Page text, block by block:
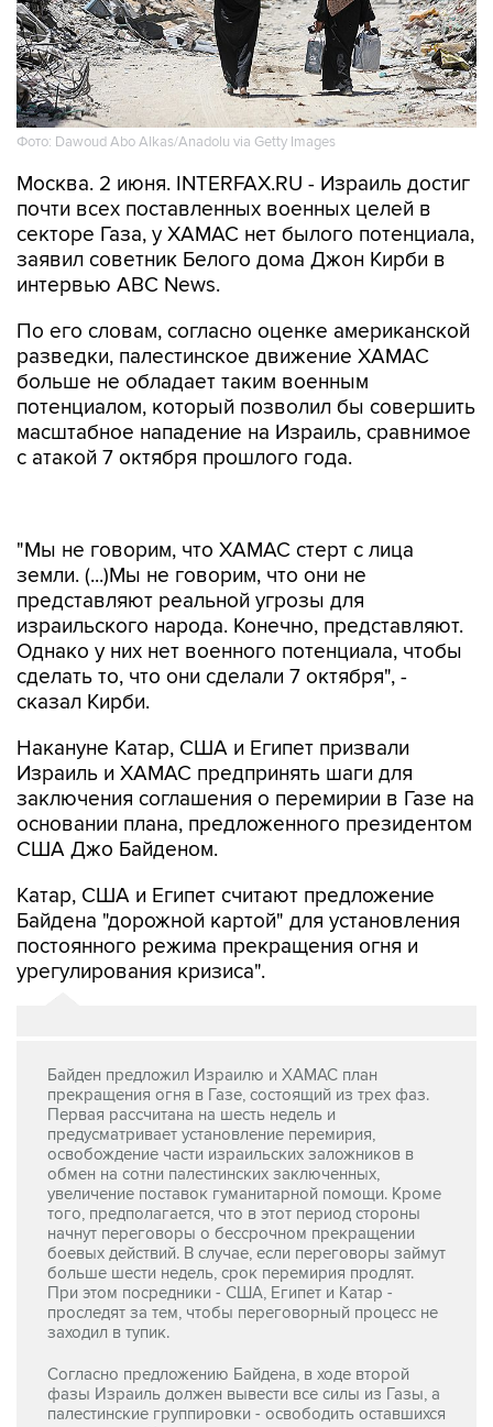
Фото: Dawoud Abo Alkas/Anadolu via Getty Images
Москва. 2 июня. INTERFAX.RU - Израиль достиг
почти всех поставленных военных целей в
секторе Газа, у ХАМАС нет былого потенциала,
заявил советник Белого дома Джон Кирби в
интервью ABC News.
По его словам, согласно оценке американской
разведки, палестинское движение ХАМАС
больше не обладает таким военным
потенциалом, который позволил бы совершить
масштабное нападение на Израиль, сравнимое
с атакой 7 октября прошлого года.
представляют реальной угрозы для
израильского народа. Конечно, представляют.
Однако у них нет военного потенциала, чтобы
сделать то, что они сделали 7 октября", -
сказал Кирби.
Накануне Катар, США и Египет призвали
заключения соглашения о перемирии в Газе на
основании плана, предложенного президентом
США Джо Байденом.
Катар, США и Египет считают предложение
постоянного режима прекращения огня и
урегулирования кризиса".
Первая рассчитана на шесть недель и
предусматривает установление перемирия,
освобождение части израильских заложников в
обмен на сотни палестинских заключенных,
увеличение поставок гуманитарной помощи. Кроме
того, предполагается, что в этот период стороны
начнут переговоры о бессрочном прекращении
боевых действий. В случае, если переговоры займут
больше шести недель, срок перемирия продлят.
При этом посредники - США, Египет и Катар -
проследят за тем, чтобы переговорный процесс не
заходил в тупик.
Согласно предложению Байдена, в ходе второй
фазы Израиль должен вывести все силы из Газы, а
палестинские группировки - освободить оставшихся
заложников. Кроме того, прекращение огня
объявят бессрочным при условии, что ХАМАС будет